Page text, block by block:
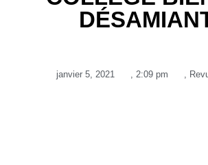
janvier 5, 2021 , 2:09 pm ,